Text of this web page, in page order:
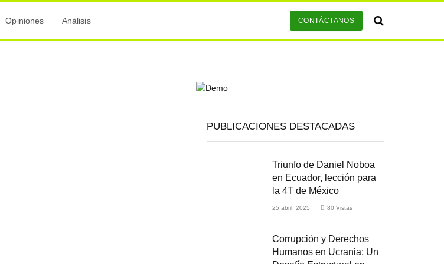
Opiniones Análisis CONTÁCTANOS
PUBLICACIONES DESTACADAS
Triunfo de Daniel Noboa
en Ecuador, lección para
la 4T de México
25 abril, 2025 80 Vistas
Corrupción y Derechos
Humanos en Ucrania: Un